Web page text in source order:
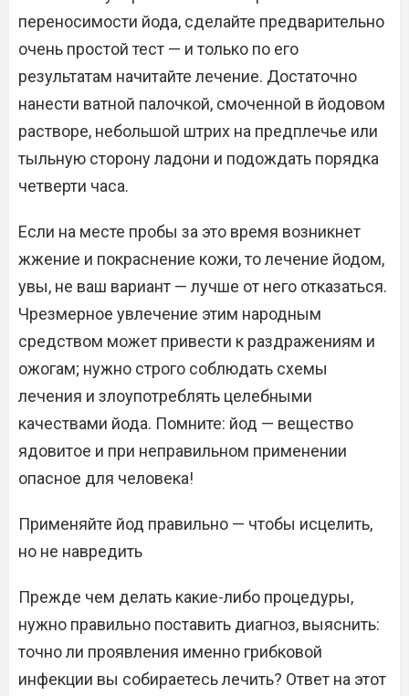
переносимости йода, сделайте предварительно
очень простой тест — и только по его
результатам начитайте лечение. Достаточно
нанести ватной палочкой, смоченной в йодовом
растворе, небольшой штрих на предплечье или
тыльную сторону ладони и подождать порядка
четверти часа.
Если на месте пробы за это время возникнет
жжение и покраснение кожи, то лечение йодом,
увы, не ваш вариант — лучше от него отказаться.
Чрезмерное увлечение этим народным
средством может привести к раздражениям и
ожогам; нужно строго соблюдать схемы
лечения и злоупотреблять целебными
качествами йода. Помните: йод — вещество
ядовитое и при неправильном применении
опасное для человека!
Применяйте йод правильно — чтобы исцелить,
но не навредить
Прежде чем делать какие-либо процедуры,
нужно правильно поставить диагноз, выяснить:
точно ли проявления именно грибковой
инфекции вы собираетесь лечить? Ответ на этот